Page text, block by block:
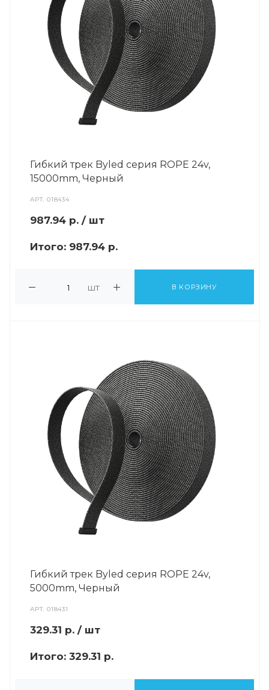
Гибкий трек Byled серия ROPE 24v,
15000mm, Черный
АРТ.018434
987.94 р. / шт
Итого: 987.94 р.
шт В КОРЗИНУ
Гибкий трек Byled серия ROPE 24v,
5000mm, Черный
АРТ.018431
329.31 р. / шт
Итого: 329.31 р.